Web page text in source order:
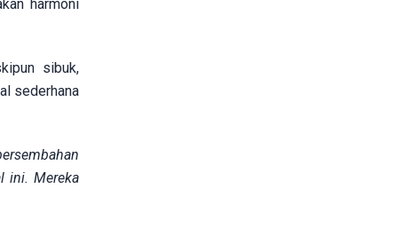
harmoni
sibuk,
sederhana
ini. Mereka